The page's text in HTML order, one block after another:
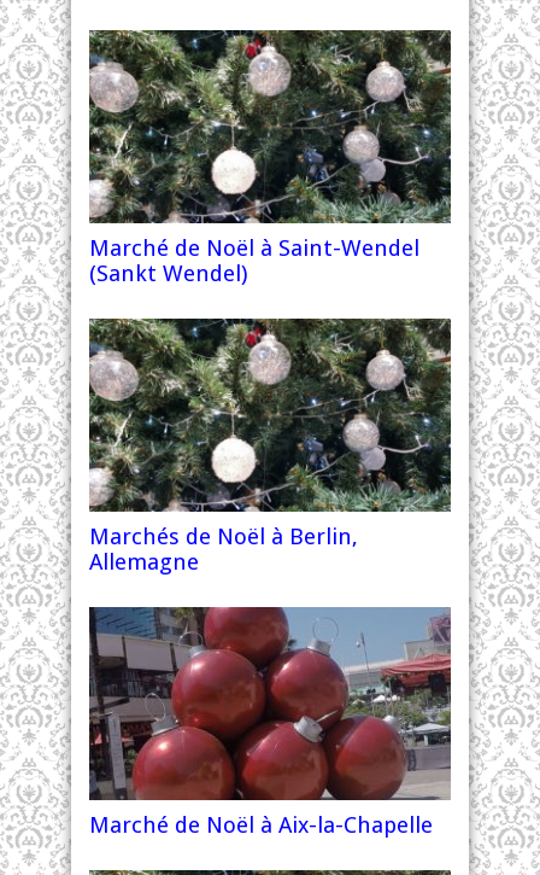
Marché de Noël à Saint-Wendel
(Sankt Wendel)
Marchés de Noël à Berlin,
Allemagne
Marché de Noël à Aix-la-Chapelle